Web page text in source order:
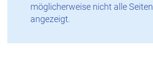
möglicherweise nicht alle Seiten
angezeigt.